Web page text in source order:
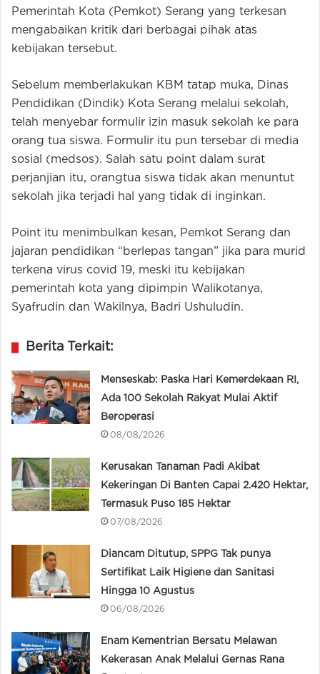
Pemerintah Kota (Pemkot) Serang yang terkesan
mengabaikan kritik dari berbagai pihak atas
kebijakan tersebut.
Sebelum memberlakukan KBM tatap muka, Dinas
Pendidikan (Dindik) Kota Serang melalui sekolah,
telah menyebar formulir izin masuk sekolah ke para
orang tua siswa. Formulir itu pun tersebar di media
sosial (medsos). Salah satu point dalam surat
perjanjian itu, orangtua siswa tidak akan menuntut
sekolah jika terjadi hal yang tidak di inginkan.
Point itu menimbulkan kesan, Pemkot Serang dan
jajaran pendidikan “berlepas tangan” jika para murid
terkena virus covid 19, meski itu kebijakan
pemerintah kota yang dipimpin Walikotanya,
Syafrudin dan Wakilnya, Badri Ushuludin.
Berita Terkait:
Menseskab: Paska Hari Kemerdekaan RI,
Ada 100 Sekolah Rakyat Mulai Aktif
Beroperasi
08/08/2026
Kerusakan Tanaman Padi Akibat
Kekeringan Di Banten Capai 2.420 Hektar,
Termasuk Puso 185 Hektar
07/08/2026
Diancam Ditutup, SPPG Tak punya
Sertifikat Laik Higiene dan Sanitasi
Hingga 10 Agustus
06/08/2026
Enam Kementrian Bersatu Melawan
Kekerasan Anak Melalui Gernas Rana